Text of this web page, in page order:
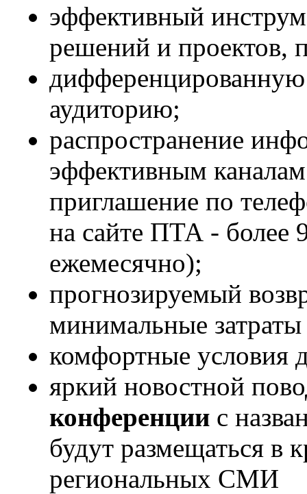
эффективный
решений и проектов,
аудиторию;
распространение
эффективным
приглашение по
на сайте ПТА - более
ежемесячно);
прогнозируемый
минимальные затраты
комфортные условия
яркий новостной
конференции с
будут размещаться в
региональных СМИ